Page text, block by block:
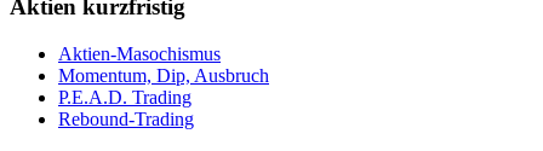
Aktien kurzfristig
Aktien-Masochismus
Momentum, Dip, Ausbruch
P.E.A.D. Trading
Rebound-Trading